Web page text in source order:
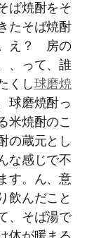
ば焼酎をそ
たそば焼酎
え？ 房の
、って、誰
くし球磨焼
球磨焼酎っ
米焼酎のこ
の蔵元とし
な感じで不
す。ん、意
飲んだこと
、そば湯で